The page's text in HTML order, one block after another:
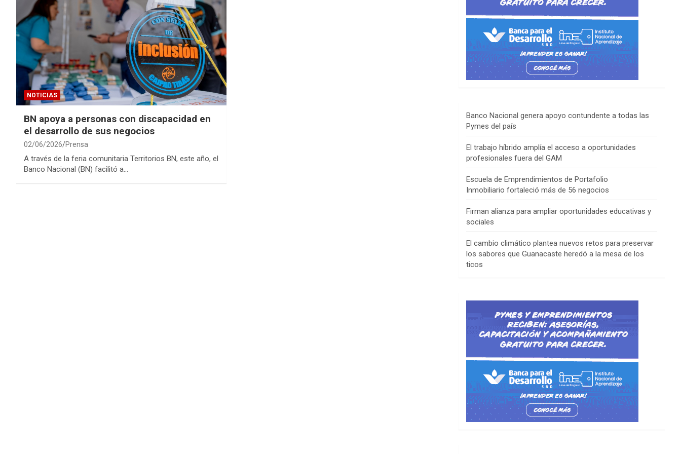
NOTICIAS
BN apoya a personas con discapacidad en
el desarrollo de sus negocios
02/06/2026 Prensa
A través de la feria comunitaria Territorios BN, este año, el
Banco Nacional (BN) facilitó a…
Banco Nacional genera apoyo contundente a todas las
Pymes del país
El trabajo híbrido amplía el acceso a oportunidades
profesionales fuera del GAM
Escuela de Emprendimientos de Portafolio
Inmobiliario fortaleció más de 56 negocios
Firman alianza para ampliar oportunidades educativas y
sociales
El cambio climático plantea nuevos retos para preservar
los sabores que Guanacaste heredó a la mesa de los
ticos